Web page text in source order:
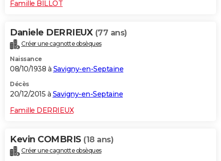
Famille BILLOT
Daniele DERRIEUX (77 ans)
Créer une cagnotte obsèques
Naissance
08/10/1938 à Savigny-en-Septaine
Décès
20/12/2015 à Savigny-en-Septaine
Famille DERRIEUX
Kevin COMBRIS (18 ans)
Créer une cagnotte obsèques